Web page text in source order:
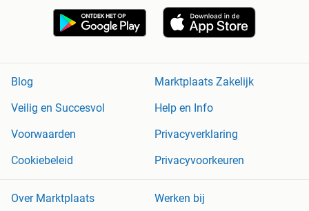
Blog
Marktplaats Zakelijk
Veilig en Succesvol
Help en Info
Voorwaarden
Privacyverklaring
Cookiebeleid
Privacyvoorkeuren
Over Marktplaats
Werken bij